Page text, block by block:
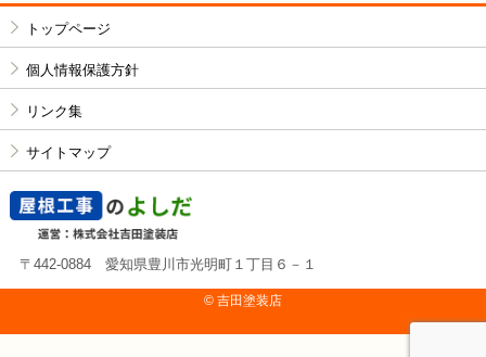
トップページ
個人情報保護方針
リンク集
サイトマップ
〒442-0884 愛知県豊川市光明町１丁目６－１
© 吉⽥塗装店